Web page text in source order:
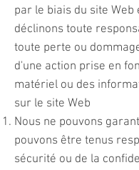
par le biais du site Web
déclinons toute
toute perte ou
d'une action prise en
matériel ou des
sur le site Web
Nous ne pouvons
pouvons être tenus
sécurité ou de la